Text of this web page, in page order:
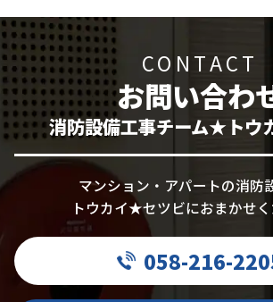
CONTACT
お問い合わ
消防設備工事チーム★トウ
マンション・アパートの消防
トウカイ★セツビにおまかせく
058-216-